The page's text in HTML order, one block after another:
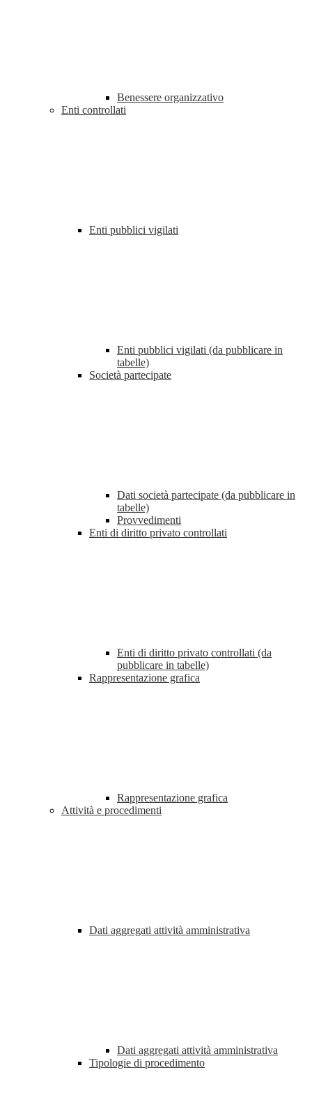
Benessere organizzativo
Enti controllati
Enti pubblici vigilati
Enti pubblici vigilati (da pubblicare in
tabelle)
Società partecipate
Dati società partecipate (da pubblicare in
tabelle)
Provvedimenti
Enti di diritto privato controllati
Enti di diritto privato controllati (da
pubblicare in tabelle)
Rappresentazione grafica
Rappresentazione grafica
Attività e procedimenti
Dati aggregati attività amministrativa
Dati aggregati attività amministrativa
Tipologie di procedimento